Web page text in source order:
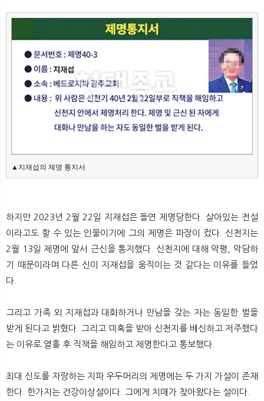
▲지재섭의 제명 통지서
하지만 2023년 2월 22일 지재섭은 돌연 제명당한다. 살아있는 전설
이라고도 할 수 있는 인물이기에 그의 제명은 파장이 컸다. 신천지는
2월 13일 제명에 앞서 근신을 통지했다. 신천지에 대해 악평, 악담하
기 때문이라며 다른 신이 지재섭을 움직이는 것 같다는 이유를 들었
다.
그리고 가족 외 지재섭과 대화하거나 만남을 갖는 자는 동일한 벌을
받게 된다고 밝혔다. 그리고 미혹을 받아 신천지를 배신하고 저주했다
는 이유로 열흘 후 직책을 해임하고 제명한다고 통보했다.
최대 신도를 자랑하는 지파 우두머리의 제명에는 두 가지 가설이 존재
한다. 한가지는 건강이상설이다. 그에게 치매가 찾아왔다는 설이다.